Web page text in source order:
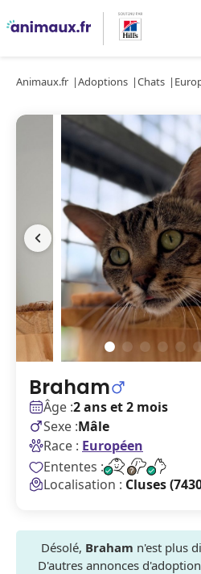
Animaux.fr Adoptions Chats
Braham
Âge :2 ans et 2 mois
Sexe :Mâle
Race : Européen
Ententes :
Localisation : Cluses
Désolé, Braham n'est plus
D'autres annonces